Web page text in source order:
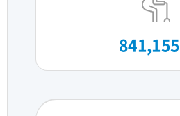
841,155